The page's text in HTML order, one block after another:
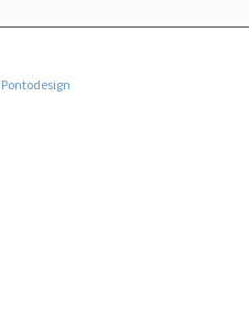
Pontodesign